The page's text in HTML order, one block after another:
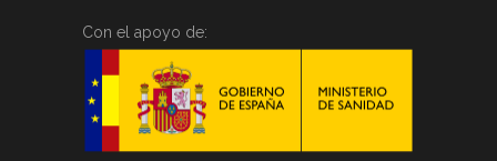
Con el apoyo de: